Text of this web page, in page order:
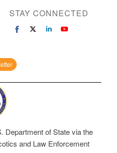
STAY CONNECTED
Department of State via the
and Law Enforcement